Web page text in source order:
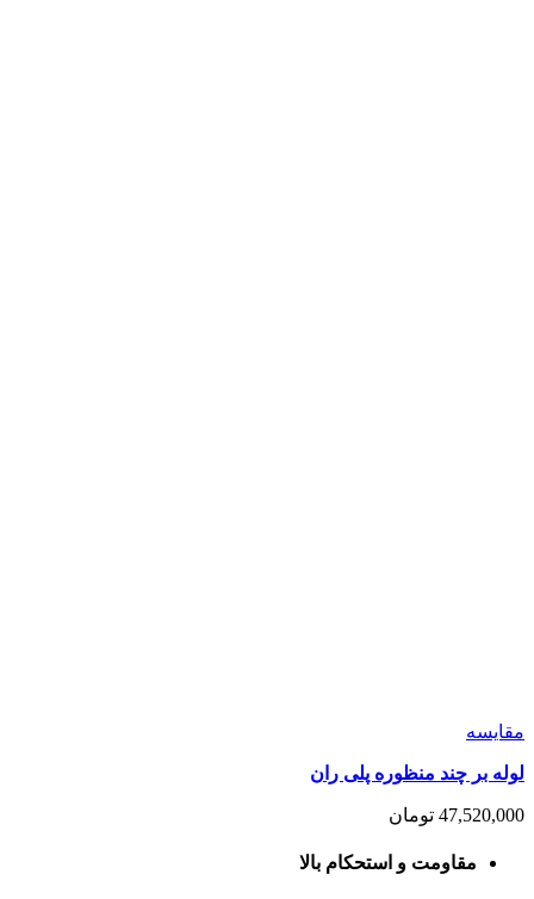
مقايسه
لوله بر چند منظوره پلی ران
47,520,000 تومان
مقاومت و استحکام بالا